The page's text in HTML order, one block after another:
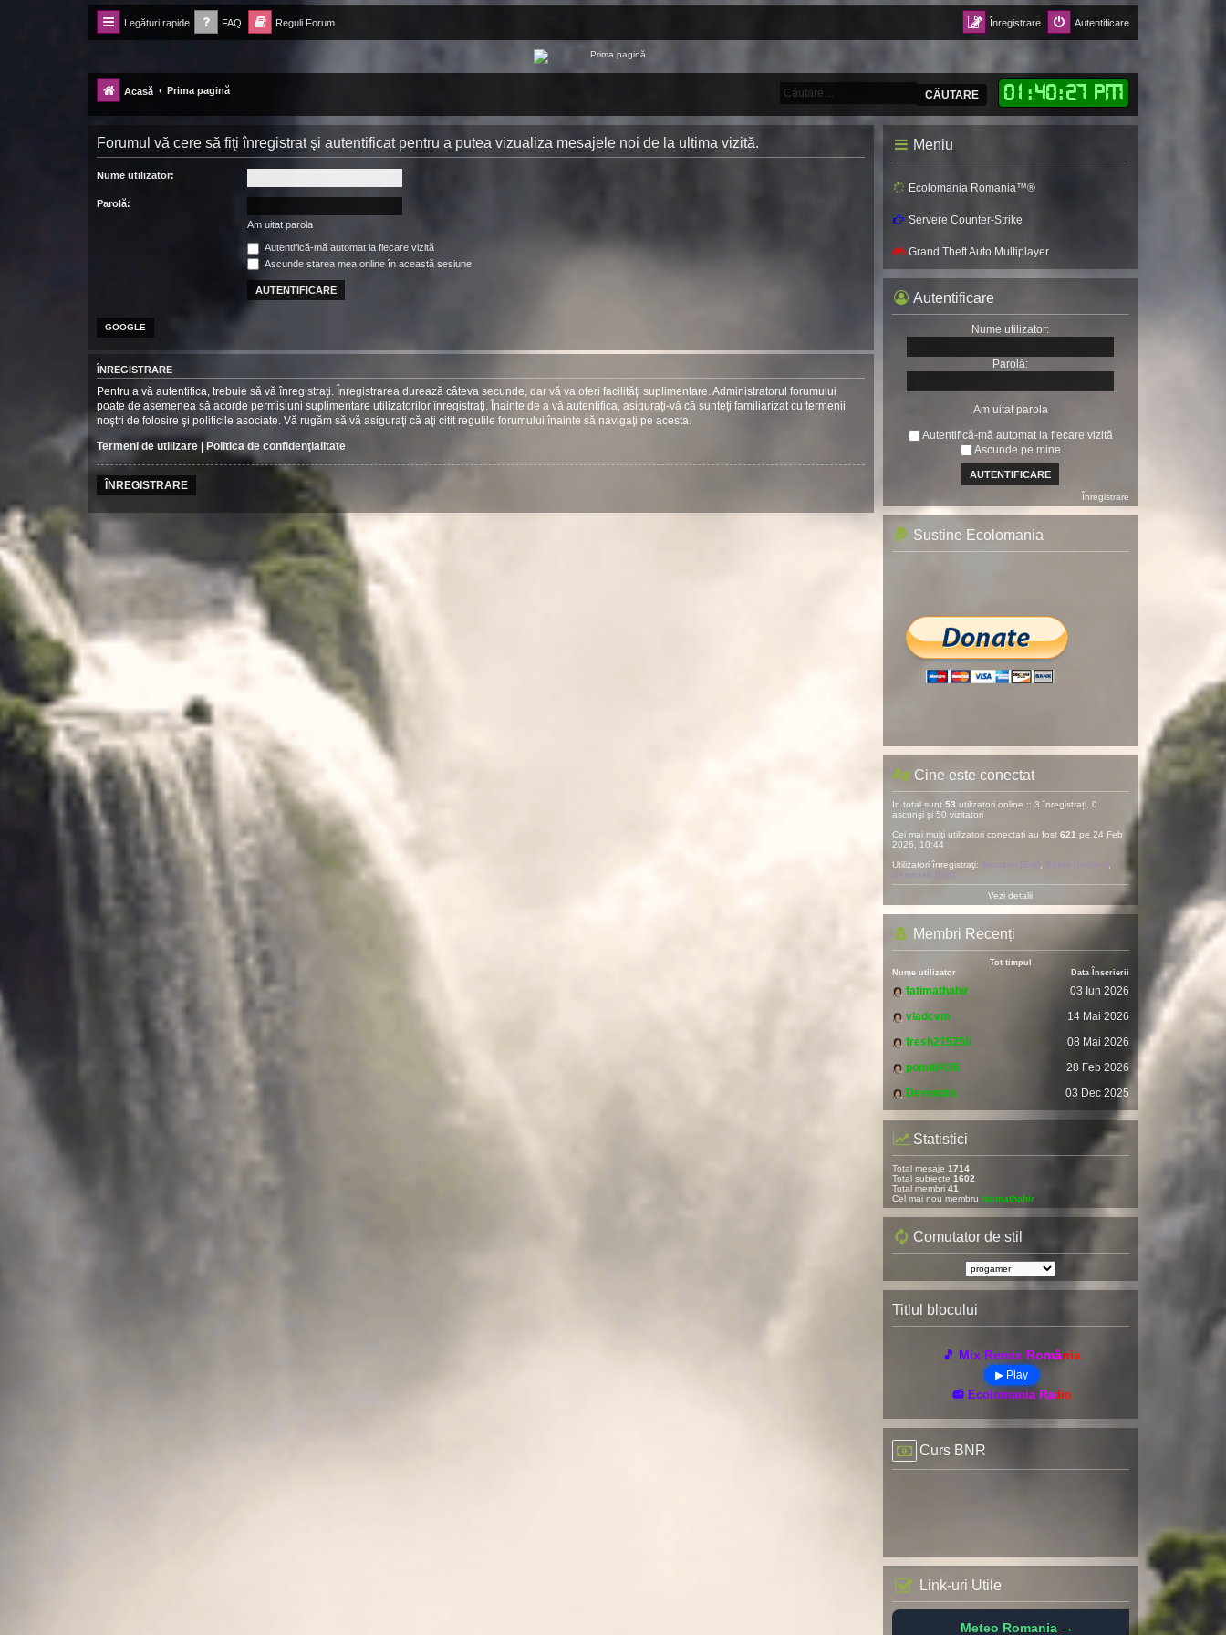
Legături rapide FAQ Reguli Forum Autentificare
Înregistrare
Forum Ecolomania™®
-= Idei pentru viitor =-
Acasă Prima pagină 01 :40:29 PM
CĂUTARE
Forumul vă cere să fiţi înregistrat şi autentificat pentru a putea vizualiza mesajele noi de la ultima vizită.
Nume utilizator:
Parolă:
Am uitat parola
Autentifică-mă automat la fiecare vizită
Ascunde starea mea online în această sesiune
GOOGLE
ÎNREGISTRARE
Pentru a vă autentifica, trebuie să vă înregistraţi. Înregistrarea durează câteva secunde, dar vă va oferi facilităţi suplimentare. Administratorul forumului
poate de asemenea să acorde permisiuni suplimentare utilizatorilor înregistraţi. Înainte de a vă autentifica, asiguraţi-vă că sunteţi familiarizat cu termenii
noştri de folosire şi politicile asociate. Vă rugăm să vă asiguraţi că aţi citit regulile forumului înainte să navigaţi pe acesta.
Termeni de utilizare | Politica de confidenţialitate
ÎNREGISTRARE
Meniu
Ecolomania Romania™®
Servere Counter-Strike
Grand Theft Auto Multiplayer
Autentificare
Nume utilizator:
Parolă:
Am uitat parola
Autentifică-mă automat la fiecare vizită
Ascunde pe mine
Înregistrare
Sustine Ecolomania
Cine este conectat
In total sunt 53 utilizatori online :: 3 înregistrați, 0
ascunși și 50 vizitatori
Cei mai mulţi utilizatori conectaţi au fost 621 pe 24 Feb
2026, 10:44
Utilizatori înregistraţi:
Baidu [Spider]
Semrush [Bot]
Vezi detalii
Membri Recenți
Tot timpul
Nume utilizator
Data Înscrierii
fatimathahir
03 Iun 2026
vladcvm
14 Mai 2026
fresh215250
08 Mai 2026
pomitil436
28 Feb 2026
Devendra
03 Dec 2025
Statistici
Total mesaje 1714
Total subiecte 1602
Total membri 41
Cel mai nou membru fatimathahir
Comutator de stil
Titlul blocului
🎵 Mix Remix România
▶ Play
📻 Ecolomania Radio
Curs BNR
Link-uri Utile
Meteo Romania →